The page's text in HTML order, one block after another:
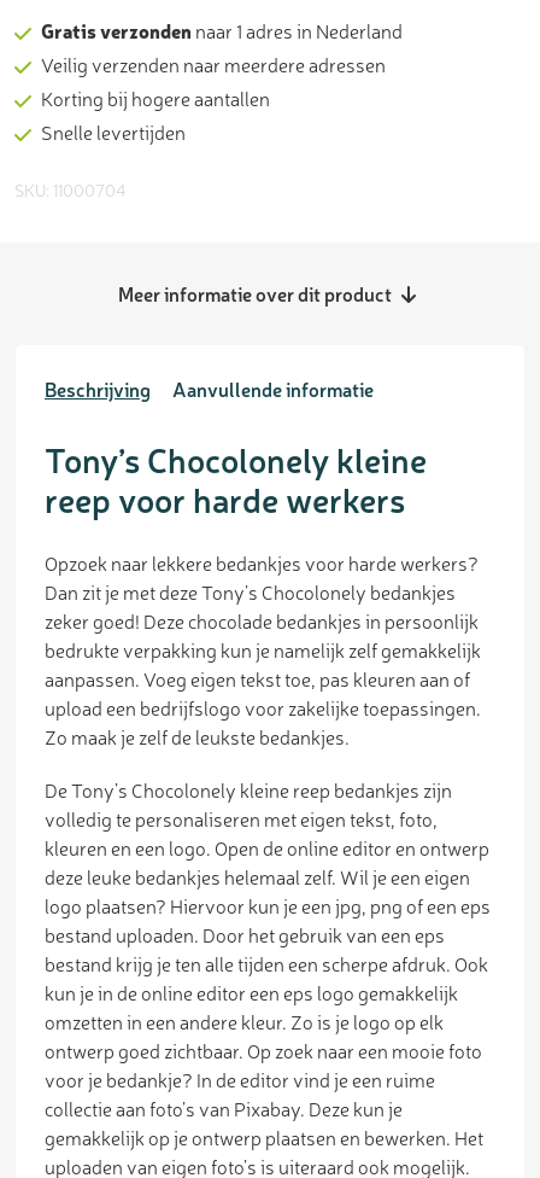
Gratis verzonden naar 1 adres in Nederland
Veilig verzenden naar meerdere adressen
Korting bij hogere aantallen
Snelle levertijden
SKU: 11000704
Meer informatie over dit product
Beschrijving Aanvullende informatie
Tony’s Chocolonely kleine
reep voor harde werkers
Opzoek naar lekkere bedankjes voor harde werkers?
Dan zit je met deze Tony’s Chocolonely bedankjes
zeker goed! Deze chocolade bedankjes in persoonlijk
bedrukte verpakking kun je namelijk zelf gemakkelijk
aanpassen. Voeg eigen tekst toe, pas kleuren aan of
upload een bedrijfslogo voor zakelijke toepassingen.
Zo maak je zelf de leukste bedankjes.
De Tony’s Chocolonely kleine reep bedankjes zijn
volledig te personaliseren met eigen tekst, foto,
kleuren en een logo. Open de online editor en ontwerp
deze leuke bedankjes helemaal zelf. Wil je een eigen
logo plaatsen? Hiervoor kun je een jpg, png of een eps
bestand uploaden. Door het gebruik van een eps
bestand krijg je ten alle tijden een scherpe afdruk. Ook
kun je in de online editor een eps logo gemakkelijk
omzetten in een andere kleur. Zo is je logo op elk
ontwerp goed zichtbaar. Op zoek naar een mooie foto
voor je bedankje? In de editor vind je een ruime
collectie aan foto’s van Pixabay. Deze kun je
gemakkelijk op je ontwerp plaatsen en bewerken. Het
uploaden van eigen foto’s is uiteraard ook mogelijk.